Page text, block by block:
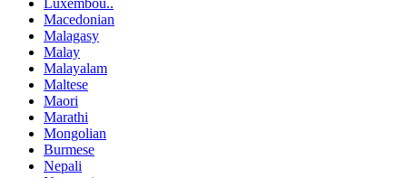
Macedonian
Malagasy
Malay
Malayalam
Maltese
Maori
Marathi
Mongolian
Burmese
Nepali